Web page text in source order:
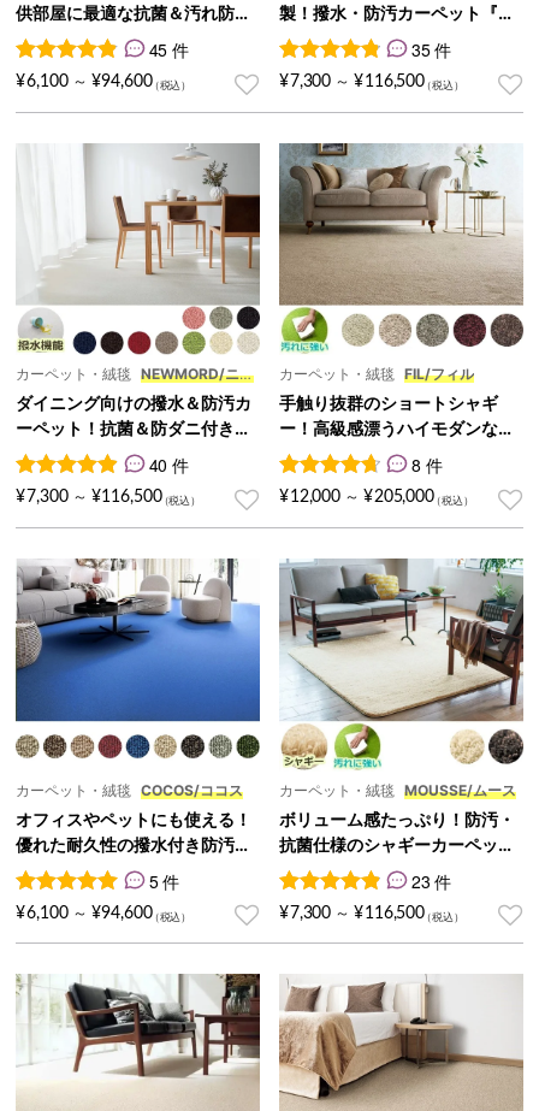
供部屋に最適な抗菌＆汚れ防止
機能『FLAMY/フレミィ』
45
件の利用者評価に基づく5段階評価のうち、4.87 点
45 件
¥6,100 ～ ¥94,600
製！撥水・防汚カーペット『AR
CODE/アルコデ』
35
件の利用者評価に基づく5段
35 件
¥ 7,300 ～ ¥ 116,500
カーペット・絨毯 NEWMORD/ニュ
ーモード
ダイニング向けの撥水＆防汚カ
ーペット！抗菌＆防ダニ付き絨
毯『NEWMORD/ニューモー
ド』
40
件の利用者評価に基づく5段階評価のうち、4.98点
40 件
¥ 7,300 ～ ¥116,500
カーペット・絨毯 FIL/フィル
手触り抜群のショートシャギ
ー！高級感漂うハイモダンなカ
ーペット『FIL/フィル』
8
件の利用者評価に基づく5段
8 件
¥ 12,000 ～ ¥205,000
カーペット・絨毯 COCOS/ココス
オフィスやペットにも使える！
優れた耐久性の撥水付き防汚カ
ーペット『COCOS/ココス』
5
件の利用者評価に基づく5段階評価のうち、5.00 点
5 件
¥6,100 ～ ¥94,600
カーペット・絨毯 MOUSSE/ムース
ボリューム感たっぷり！防汚・
抗菌仕様のシャギーカーペット
『MOUSSE/ムース』
23
件の利用者評価に基づく5段
23 件
¥ 7,300 ～ ¥116,500